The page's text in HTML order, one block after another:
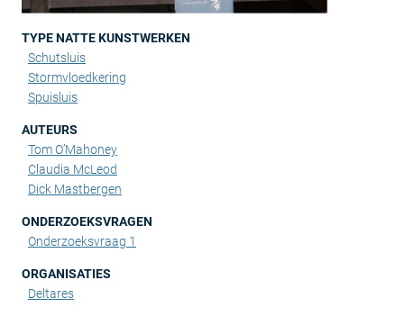
TYPE NATTE KUNSTWERKEN
Schutsluis
Stormvloedkering
Spuisluis
AUTEURS
Tom O’Mahoney
Claudia McLeod
Dick Mastbergen
ONDERZOEKSVRAGEN
Onderzoeksvraag 1
ORGANISATIES
Deltares